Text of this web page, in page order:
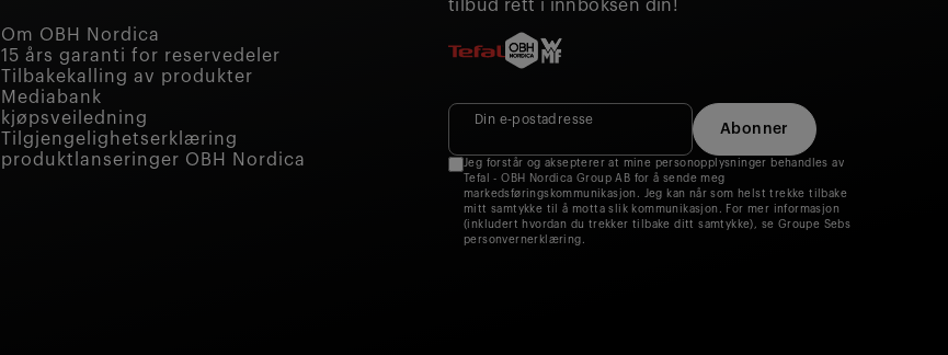
Om OBH Nordica
15 års garanti for reservedeler
Tilbakekalling av produkter
Mediabank
kjøpsveiledning
Tilgjengelighetserklæring
produktlanseringer OBH Nordica
tilbud rett i innboksen din!
Din e‑postadresse
Abonner
Jeg forstår og aksepterer at mine personopplysninger behandles av
Tefal - OBH Nordica Group AB for å sende meg
markedsføringskommunikasjon. Jeg kan når som helst trekke tilbake
mitt samtykke til å motta slik kommunikasjon. For mer informasjon
(inkludert hvordan du trekker tilbake ditt samtykke), se Groupe Sebs
personvernerklæring.